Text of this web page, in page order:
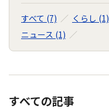
すべて (7) くらし (1)
ニュース (1)
すべての記事